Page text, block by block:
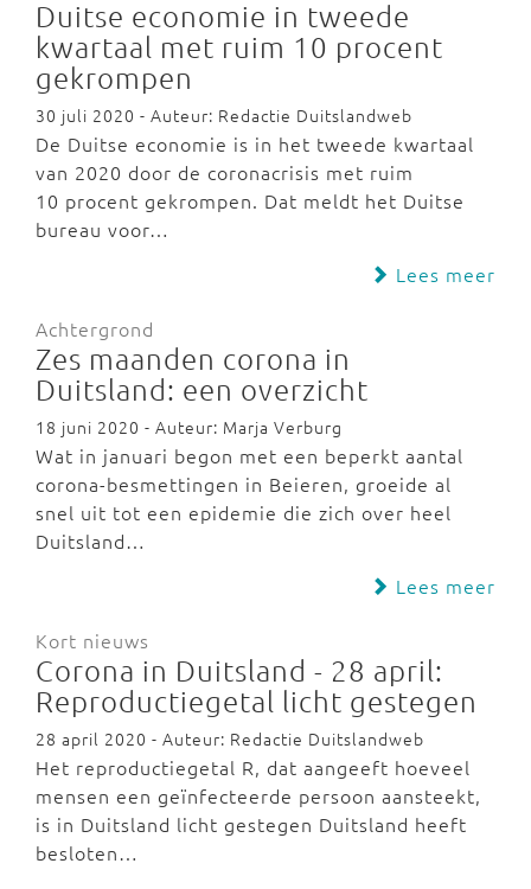
Duitse economie in tweede
kwartaal met ruim 10 procent
gekrompen
30 juli 2020 - Auteur: Redactie Duitslandweb
De Duitse economie is in het tweede kwartaal
van 2020 door de coronacrisis met ruim
10 procent gekrompen. Dat meldt het Duitse
bureau voor…
Lees meer
Achtergrond
Zes maanden corona in
Duitsland: een overzicht
18 juni 2020 - Auteur: Marja Verburg
Wat in januari begon met een beperkt aantal
corona-besmettingen in Beieren, groeide al
snel uit tot een epidemie die zich over heel
Duitsland…
Lees meer
Kort nieuws
Corona in Duitsland - 28 april:
Reproductiegetal licht gestegen
28 april 2020 - Auteur: Redactie Duitslandweb
Het reproductiegetal R, dat aangeeft hoeveel
mensen een geïnfecteerde persoon aansteekt,
is in Duitsland licht gestegen Duitsland heeft
besloten…